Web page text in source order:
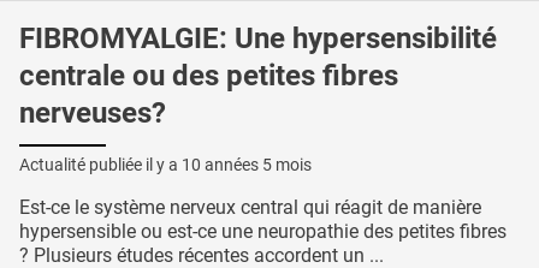
FIBROMYALGIE: Une hypersensibilité
centrale ou des petites fibres
nerveuses?
Actualité publiée il y a 10 années 5 mois
Est-ce le système nerveux central qui réagit de manière
hypersensible ou est-ce une neuropathie des petites fibres
? Plusieurs études récentes accordent un ...